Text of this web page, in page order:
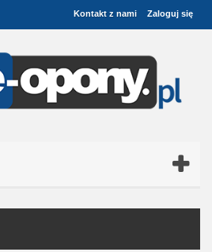
Zaloguj się
Kontakt z nami